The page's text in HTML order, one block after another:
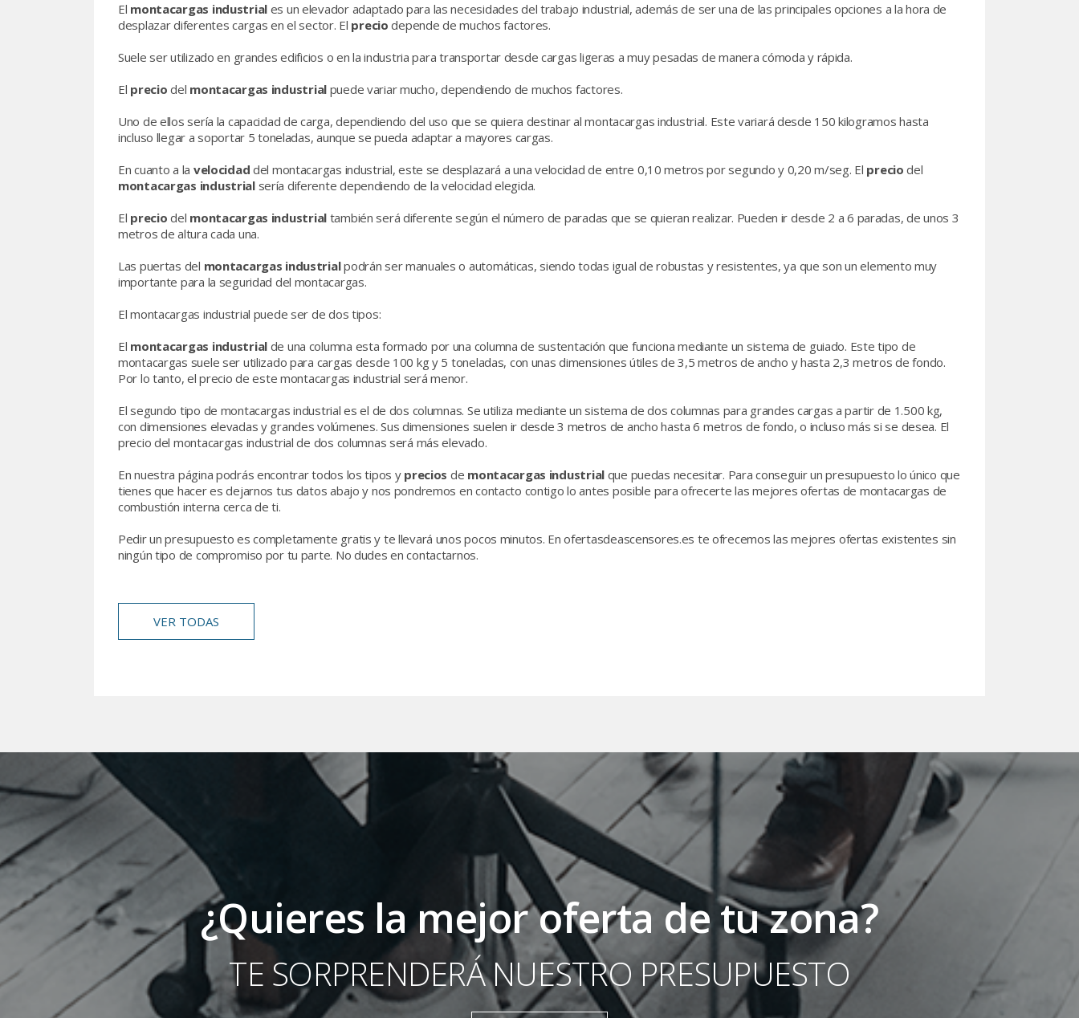
El montacargas industrial es un elevador adaptado para las necesidades del trabajo industrial, además de ser una de las principales opciones a la hora de
desplazar diferentes cargas en el sector. El precio depende de muchos factores.
Suele ser utilizado en grandes edificios o en la industria para transportar desde cargas ligeras a muy pesadas de manera cómoda y rápida.
El precio del montacargas industrialpuede variar mucho, dependiendo de muchos factores.
Uno de ellos sería la capacidad de carga, dependiendo del uso que se quiera destinar al montacargas industrial. Este variará desde 150 kilogramos hasta
incluso llegar a soportar 5 toneladas, aunque se pueda adaptar a mayores cargas.
En cuanto a la velocidad del montacargas industrial, este se desplazará a una velocidad de entre 0,10 metros por segundo y 0,20 m/seg. El precio del
montacargas industrialsería diferente dependiendo de la velocidad elegida.
El precio del montacargas industrialtambién será diferente según el número de paradas que se quieran realizar. Pueden ir desde 2 a 6 paradas, de unos 3
metros de altura cada una.
Las puertas del montacargas industrialpodrán ser manuales o automáticas, siendo todas igual de robustas y resistentes, ya que son un elemento muy
importante para la seguridad del montacargas.
El montacargas industrial puede ser de dos tipos:
El montacargas industrial de una columna esta formado por una columna de sustentación que funciona mediante un sistema de guiado. Este tipo de
montacargas suele ser utilizado para cargas desde 100 kg y 5 toneladas, con unas dimensiones útiles de 3,5 metros de ancho y hasta 2,3 metros de fondo.
Por lo tanto, el precio de este montacargas industrial será menor.
El segundo tipo de montacargas industrial es el de dos columnas. Se utiliza mediante un sistema de dos columnas para grandes cargas a partir de 1.500 kg,
con dimensiones elevadas y grandes volúmenes. Sus dimensiones suelen ir desde 3 metros de ancho hasta 6 metros de fondo, o incluso más si se desea. El
precio del montacargas industrial de dos columnas será más elevado.
En nuestra página podrás encontrar todos los tipos y precios de montacargas industrialque puedas necesitar. Para conseguir un presupuesto lo único que
tienes que hacer es dejarnos tus datos abajo y nos pondremos en contacto contigo lo antes posible para ofrecerte las mejores ofertas de montacargas de
combustión interna cerca de ti.
Pedir un presupuesto es completamente gratis y te llevará unos pocos minutos. En ofertasdeascensores.es te ofrecemos las mejores ofertas existentes sin
ningún tipo de compromiso por tu parte. No dudes en contactarnos.
VER TODAS
¿Quieres la mejor oferta de tu zona?
TE SORPRENDERÁ NUESTRO PRESUPUESTO